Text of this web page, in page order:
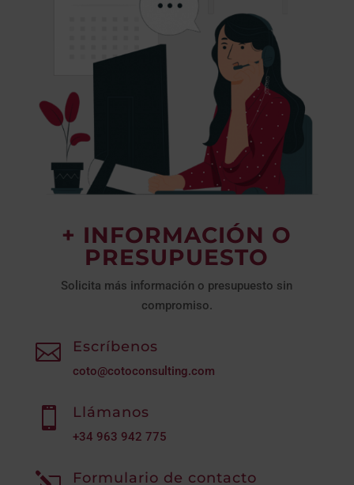
+ INFORMACIÓN O
PRESUPUESTO
Solicita más información o presupuesto sin
compromiso.
 Escríbenos
coto@cotoconsulting.com
 Llámanos
+34 963 942 775
Formulario de contacto